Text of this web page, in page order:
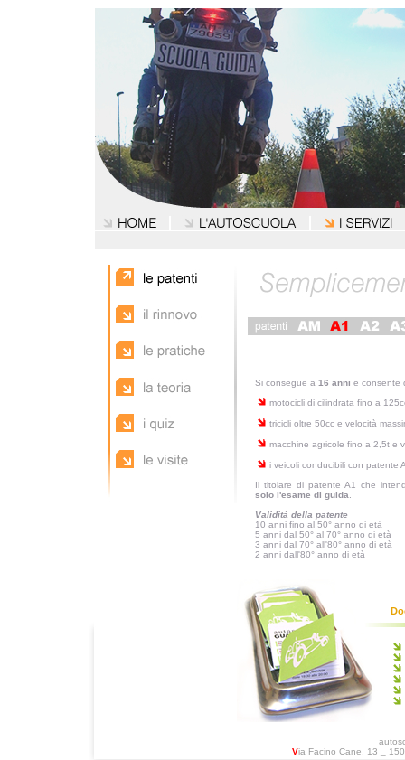
Si consegue a 16 anni e consente
motocicli di cilindrata fino a
tricicli oltre 50cc e velocità
macchine agricole fino a 2,5t e
i veicoli conducibili con patente
Il titolare di patente A1 che
solo l'esame di guida
Validità della patente
10 anni fino al 50° anno di età
5 anni dal 50° al 70° anno di età
3 anni dal 70° all'80° anno di età
2 anni dall'80° anno di età
Via Facino Cane, 13 _